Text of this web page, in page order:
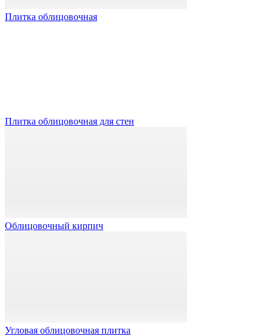
Плитка облицовочная
Плитка облицовочная для стен
Облицовочный кирпич
Угловая облицовочная плитка